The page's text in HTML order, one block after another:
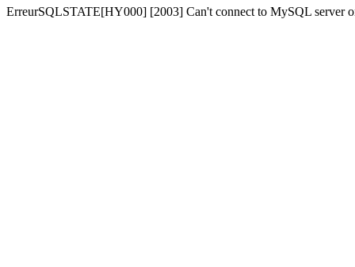
ErreurSQLSTATE[HY000] [2003] Can't connect to MySQL server